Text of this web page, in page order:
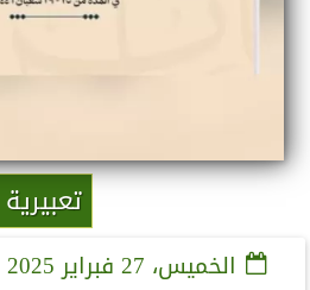
تعبيرية
الخميس، 27 فبراير 2025